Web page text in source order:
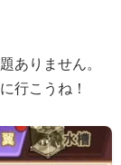
ありません。
行こうね！